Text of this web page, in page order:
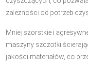
zależności od potrzeb
Mniej szorstkie i
maszyny szczotki
jakości materiałów, co